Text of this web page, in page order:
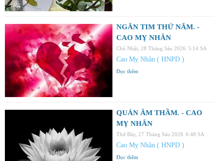
NGĂN TIM THỨ NĂM. -
CAO MỴ NHÂN
Chủ Nhật, 28 Tháng Sáu 2026 5:14 SA
Cao Mỵ Nhân ( HNPD )
Đọc thêm
QUÁN ÂM THẦM. - CAO
MỴ NHÂN
Thứ Bảy, 27 Tháng Sáu 2026 6:48 SA
Cao Mỵ Nhân ( HNPD )
Đọc thêm